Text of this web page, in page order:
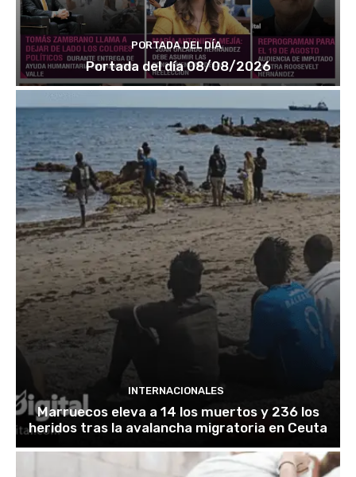
PORTADA DEL DÍA
Portada del día 08/08/2026
INTERNACIONALES
Marruecos eleva a 14 los muertos y 236 los
heridos tras la avalancha migratoria en Ceuta